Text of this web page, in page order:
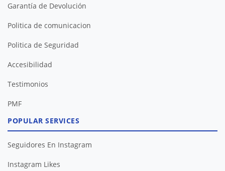
Garantía de Devolución
Politica de comunicacion
Politica de Seguridad
Accesibilidad
Testimonios
PMF
POPULAR SERVICES
Seguidores En Instagram
Instagram Likes